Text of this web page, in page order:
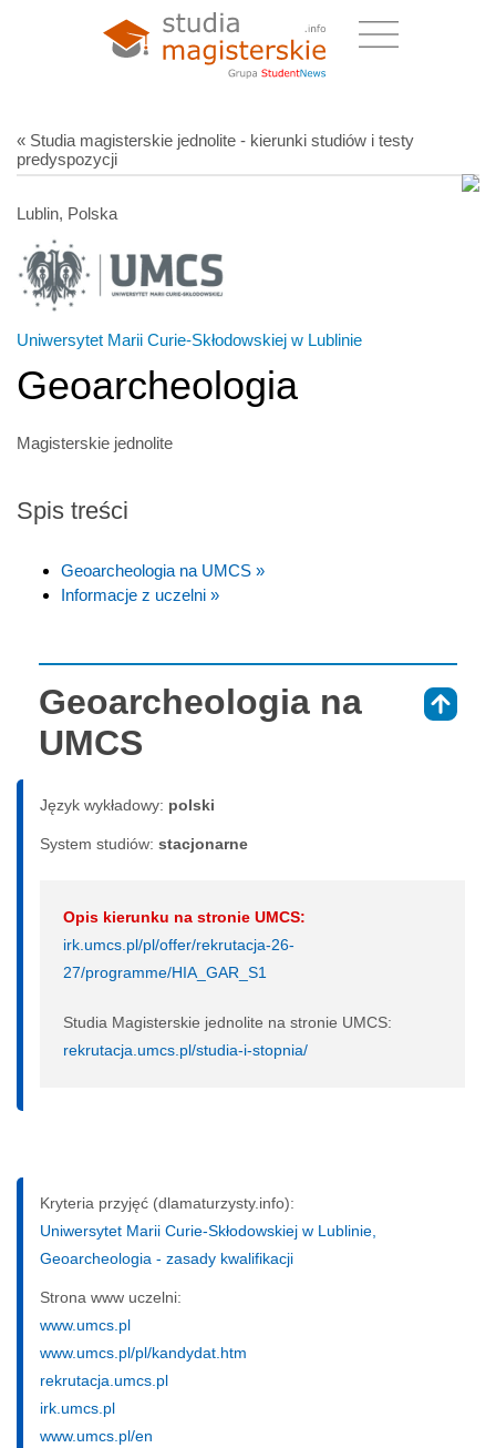
« Studia magisterskie jednolite - kierunki studiów i testy
predyspozycji
Lublin, Polska
Uniwersytet Marii Curie-Skłodowskiej w Lublinie
Geoarcheologia
Magisterskie jednolite
Spis treści
Geoarcheologia na UMCS »
Informacje z uczelni »
Geoarcheologia na
UMCS
Język wykładowy: polski
System studiów: sta­cjo­nar­ne
Opis kierunku na stronie UMCS:
irk.umcs.pl/pl/offer/rekrutacja-26-
27/programme/HIA_GAR_S1
Studia Magisterskie jednolite na stronie UMCS:
rekrutacja.umcs.pl/studia-i-stopnia/
Kryteria przyjęć (dlamaturzysty.info):
Uniwersytet Marii Curie-Skłodowskiej w Lublinie,
Geoarcheologia - zasady kwalifikacji
Strona www uczelni:
www.umcs.pl
www.umcs.pl/pl/kandydat.htm
rekrutacja.umcs.pl
irk.umcs.pl
www.umcs.pl/en